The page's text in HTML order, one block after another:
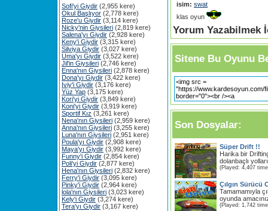
Sofi'yi Giydir (2,955 kere)
Okul Başlıyor (2,778 kere)
Roze'u Giydir (3,114 kere)
Nicky'nin Giysileri (2,819 kere)
Salena'yı Giydir (2,928 kere)
Keny'i Giydir (3,315 kere)
Silviya Giydir (3,027 kere)
Uma'yı Giydir (3,522 kere)
Jil'in Giysileri (2,746 kere)
Enna'nın Giysileri (2,878 kere)
Dona'yı Giydir (3,422 kere)
Iviy'i Giydir (3,176 kere)
Yüz Yap (3,175 kere)
Kori'yi Giydir (3,849 kere)
Koni'yi Giydir (3,919 kere)
Sportif Kız (3,261 kere)
Nena'nın Giysileri (2,959 kere)
Anna'nın Giysileri (3,255 kere)
Luna'nın Giysileri (2,951 kere)
Poula'yı Giydir (2,908 kere)
Maya'yı Giydir (3,992 kere)
Funny'i Giydir (2,854 kere)
Poli'yi Giydir (2,877 kere)
Hena'nın Giysileri (2,832 kere)
Ferry'i Giydir (3,095 kere)
Pinky'i Giydir (2,964 kere)
lola'nın Giysileri (3,023 kere)
Kely'i Giydir (3,274 kere)
Tera'yı Giydir (3,167 kere)
isim: swat
klas oyun
Yorum Yazabilmek
Sitene Bu Oyunu
Son Dosyalar:
Süper Drift !!
Harika bir
dolanbaçlı
(Played: 4,407
Çılgın Sürücü
Tamamamıyla
oyunda
(Played: 1,742